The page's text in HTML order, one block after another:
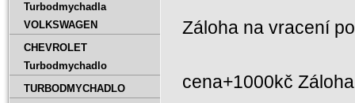
Záloha na vracení
cena+1000kč
Turbodmychadla
VOLKSWAGEN
CHEVROLET
Turbodmychadlo
TURBODMYCHADLO